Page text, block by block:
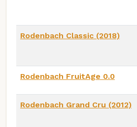
Rodenbach Classic (2018)
Rodenbach FruitAge 0.0
Rodenbach Grand Cru (2012)